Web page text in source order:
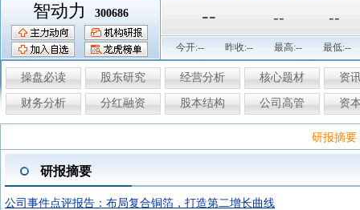
弘业股份
富临运业
智动力 300686 -- -- --
今开:-- 昨收:-- 最高:-- 最低:--
操盘必读 股东研究 经营分析 核心题材 资
财务分析 分红融资 股本结构 公司高管 资
研报摘要
研报摘要
公司事件点评报告：布局复合铜箔，打造第二增长曲线